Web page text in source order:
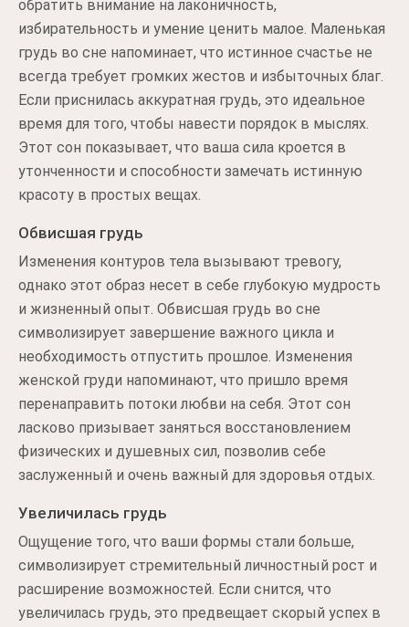
обратить внимание на лаконичность,
избирательность и умение ценить малое. Маленькая
грудь во сне напоминает, что истинное счастье не
всегда требует громких жестов и избыточных благ.
Если приснилась аккуратная грудь, это идеальное
время для того, чтобы навести порядок в мыслях.
Этот сон показывает, что ваша сила кроется в
утонченности и способности замечать истинную
красоту в простых вещах.
Обвисшая грудь
Изменения контуров тела вызывают тревогу,
однако этот образ несет в себе глубокую мудрость
и жизненный опыт. Обвисшая грудь во сне
символизирует завершение важного цикла и
необходимость отпустить прошлое. Изменения
женской груди напоминают, что пришло время
перенаправить потоки любви на себя. Этот сон
ласково призывает заняться восстановлением
физических и душевных сил, позволив себе
заслуженный и очень важный для здоровья отдых.
Увеличилась грудь
Ощущение того, что ваши формы стали больше,
символизирует стремительный личностный рост и
расширение возможностей. Если снится, что
увеличилась грудь, это предвещает скорый успех в